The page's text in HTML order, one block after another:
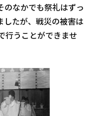
のなかでも祭礼はずっ
したが、戦災の被害は
行うことができませ